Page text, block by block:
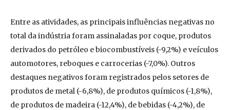
Entre as atividades, as principais influências negativas no
total da indústria foram assinaladas por coque, produtos
derivados do petróleo e biocombustíveis (-9,2%) e veículos
automotores, reboques e carrocerias (-7,0%). Outros
destaques negativos foram registrados pelos setores de
produtos de metal (-6,8%), de produtos químicos (-1,8%),
de produtos de madeira (-12,4%), de bebidas (-4,2%), de